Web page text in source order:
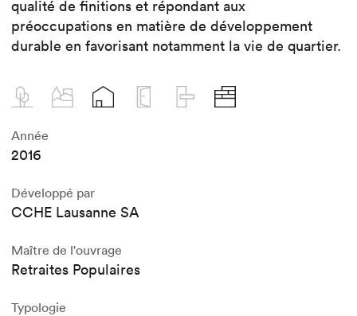
qualité de finitions et répondant aux
préoccupations en matière de développement
durable en favorisant notamment la vie de quartier.
Année
2016
Développé par
CCHE Lausanne SA
Maître de l'ouvrage
Retraites Populaires
Typologie